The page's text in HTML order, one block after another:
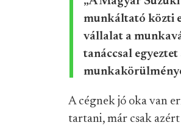
munkáltató közti
vállalat a
tanáccsal
A cégnek jó oka van
tartani, már csak